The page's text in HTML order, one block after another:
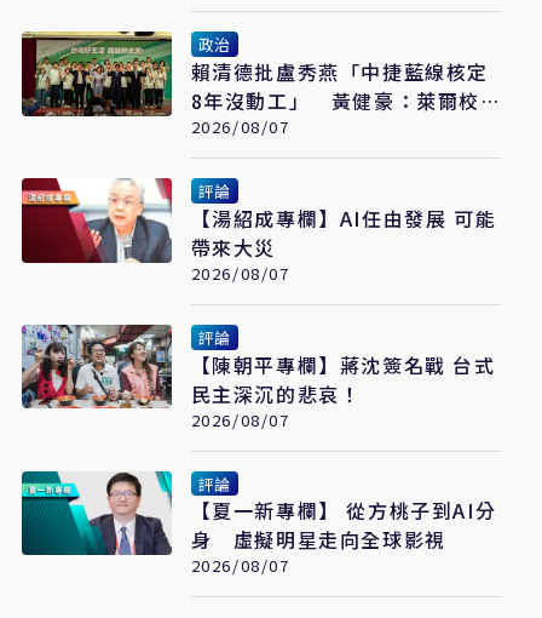
政治
賴清德批盧秀燕「中捷藍線核定
8年沒動工」 黃健豪：萊爾校
長開口就說謊
2026/08/07
評論
【湯紹成專欄】AI任由發展 可能
帶來大災
2026/08/07
評論
【陳朝平專欄】蔣沈簽名戰 台式
民主深沉的悲哀！
2026/08/07
評論
【夏一新專欄】 從方桃子到AI分
身 虛擬明星走向全球影視
2026/08/07